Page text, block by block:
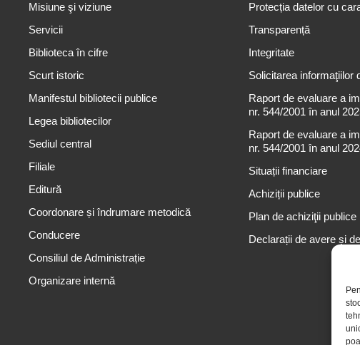
Misiune şi viziune
Servicii
Biblioteca în cifre
Scurt istoric
Manifestul bibliotecii publice
Legea bibliotecilor
Sediul central
Filiale
Editură
Coordonare și îndrumare metodică
Conducere
Consiliul de Administrație
Organizare internă
Protecția datelor cu
Transparență
Integritate
Solicitarea informaţiilor
Raport de evaluare a
nr. 544/2001 în anul
Raport de evaluare a
nr. 544/2001 în anul
Situații financiare
Achiziții publice
Plan de achiziţii publice
Declarații de avere și